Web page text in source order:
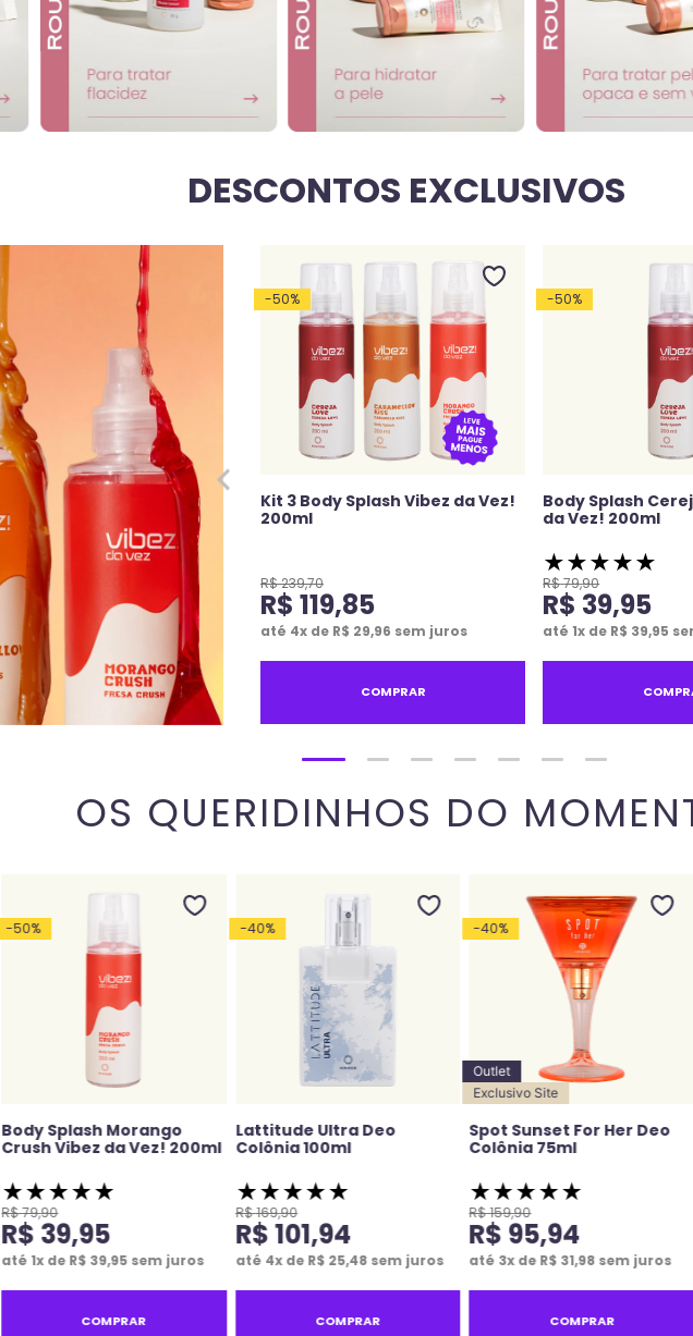
DESCONTOS EXCLUSIVOS
-50%
Kit 3 Body Splash Vibez da Vez!
200ml
R$239,70
R$ 119,85
até 4x de R$ 29,96 sem juros
COMPRAR
-50%
Body Splash
da Vez! 200ml
★★★★★
R$79,90
R$ 39,95
até1x de R$ 39,95
OS QUERIDINHOS DO
-50%
Body Splash Morango
Crush Vibez da Vez! 200ml
★★★★★
R$79,90
R$ 39,95
até 1x de R$ 39,95 sem juros
COMPRAR
-40%
Lattitude Ultra Deo
Colônia 100ml
★★★★★
R$169,90
R$101,94
até 4x de R$ 25,48sem juros
COMPRAR
-40%
Outlet
Exclusivo Site
Spot Sunset For Her Deo
Colônia 75ml
★★★★★
R$159,90
R$ 95,94
até 3x de R$ 31,98 sem juros
COMPRAR